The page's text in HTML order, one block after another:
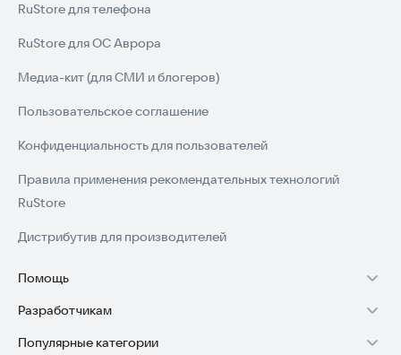
RuStore для телефона
RuStore для ОС Аврора
Медиа-кит (для СМИ и блогеров)
Пользовательское соглашение
Конфиденциальность для пользователей
Правила применения рекомендательных технологий
RuStore
Дистрибутив для производителей
Помощь
Установка RuStore на TV
Установка RuStore на телефон
Разработчикам
Зарабатывать с RuStore
Популярные категории